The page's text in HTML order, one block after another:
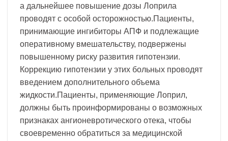
а дальнейшее повышение дозы Лоприла
проводят с особой осторожностью.Пациенты,
принимающие ингибиторы АПФ и подлежащие
оперативному вмешательству, подвержены
повышенному риску развития гипотензии.
Коррекцию гипотензии у этих больных проводят
введением дополнительного объема
жидкости.Пациенты, применяющие Лоприл,
должны быть проинформированы о возможных
признаках ангионевротического отека, чтобы
своевременно обратиться за медицинской